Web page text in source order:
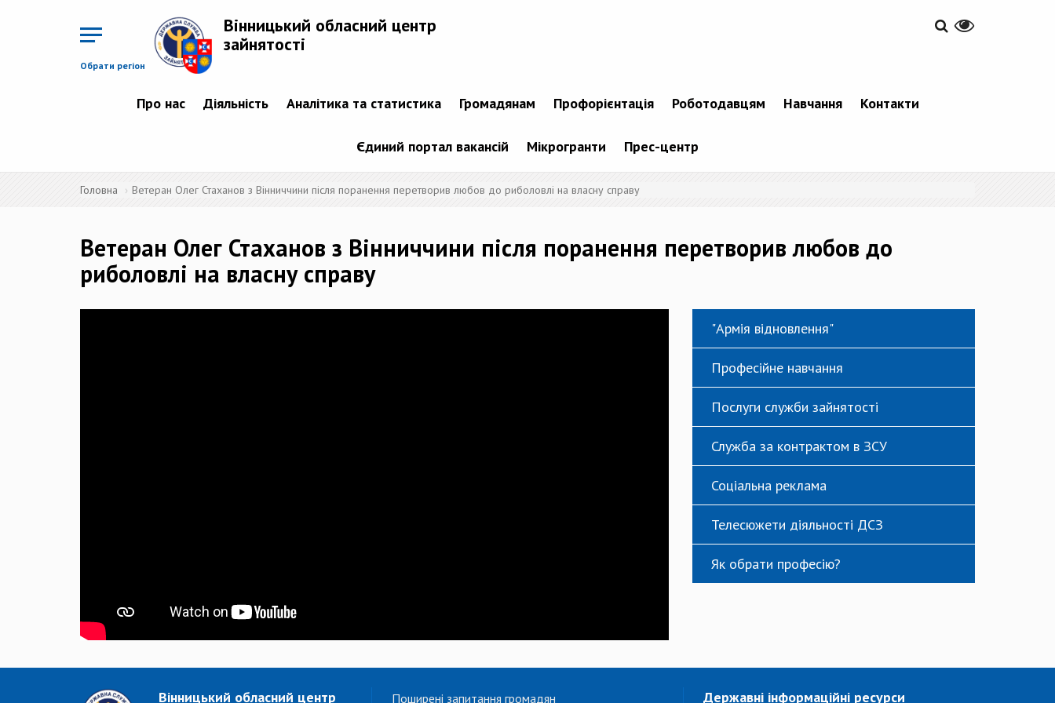
Обрати регіон
Вінницький обласний центр
зайнятості
Про нас Діяльність Аналітика та статистика Громадянам Профорієнтація Роботодавцям Навчання Контакти
Єдиний портал вакансій Мікрогранти Прес-центр
Головна Ветеран Олег Стаханов з Вінниччини після поранення перетворив любов до риболовлі на власну справу
Ветеран Олег Стаханов з Вінниччини після поранення перетворив любов до
риболовлі на власну справу
"Армія відновлення"
Професійне навчання
Послуги служби зайнятості
Служба за контрактом в ЗСУ
Соціальна реклама
Телесюжети діяльності ДСЗ
Як обрати професію?
Вінницький обласний центр Поширені запитання громадян Державні інформаційні ресурси